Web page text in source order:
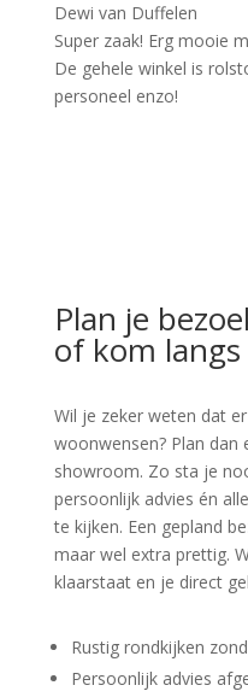
Dewi van Duffelen
Super zaak! Erg mooie
De gehele winkel is
personeel enzo!
Plan je
of kom langs
Wil je zeker weten dat
woonwensen? Plan dan
showroom. Zo sta je
persoonlijk advies én
te kijken. Een gepland
maar wel extra prettig.
klaarstaat en je direct
Rustig rondkijken
Persoonlijk advies